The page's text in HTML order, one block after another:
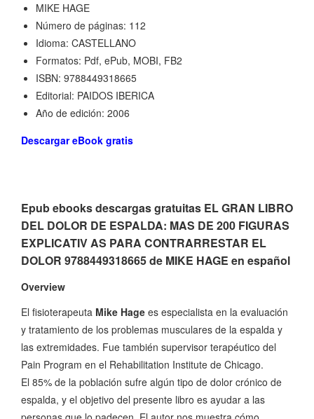
MIKE HAGE
Número de páginas: 112
Idioma: CASTELLANO
Formatos: Pdf, ePub, MOBI, FB2
ISBN: 9788449318665
Editorial: PAIDOS IBERICA
Año de edición: 2006
Descargar eBook gratis
Epub ebooks descargas gratuitas EL GRAN LIBRO
DEL DOLOR DE ESPALDA: MAS DE 200 FIGURAS
EXPLICATIV AS PARA CONTRARRESTAR EL
DOLOR 9788449318665 de MIKE HAGE en español
Overview
El fisioterapeuta Mike Hage es especialista en la evaluación
y tratamiento de los problemas musculares de la espalda y
las extremidades. Fue también supervisor terapéutico del
Pain Program en el Rehabilitation Institute de Chicago.
El 85% de la población sufre algún tipo de dolor crónico de
espalda, y el objetivo del presente libro es ayudar a las